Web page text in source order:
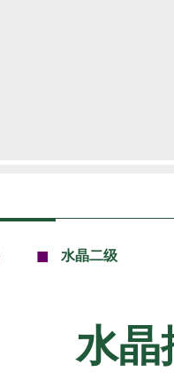
■ 水晶二级
水晶